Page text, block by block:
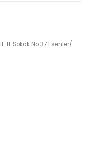
11. Sokak No:37 Esenler/